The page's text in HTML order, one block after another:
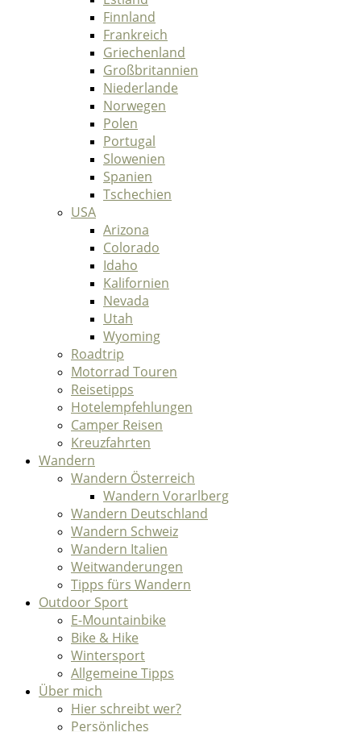
Finnland
Frankreich
Griechenland
Großbritannien
Niederlande
Norwegen
Polen
Portugal
Slowenien
Spanien
Tschechien
USA
Arizona
Colorado
Idaho
Kalifornien
Nevada
Utah
Wyoming
Roadtrip
Motorrad Touren
Reisetipps
Hotelempfehlungen
Camper Reisen
Kreuzfahrten
Wandern
Wandern Österreich
Wandern Vorarlberg
Wandern Deutschland
Wandern Schweiz
Wandern Italien
Weitwanderungen
Tipps fürs Wandern
Outdoor Sport
E-Mountainbike
Bike & Hike
Wintersport
Allgemeine Tipps
Über mich
Hier schreibt wer?
Persönliches